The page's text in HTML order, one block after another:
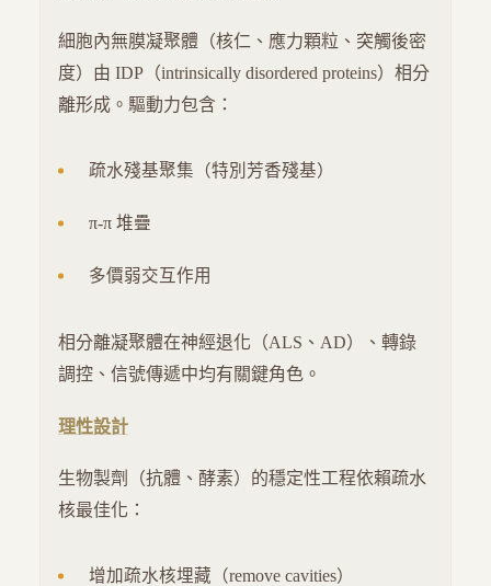
細胞內無膜凝聚體（核仁、應力顆粒、突觸後密
度）由 IDP（intrinsically disordered proteins）相分
離形成。驅動力包含：
疏水殘基聚集（特別芳香殘基）
π-π 堆疊
多價弱交互作用
相分離凝聚體在神經退化（ALS、AD）、轉錄
調控、信號傳遞中均有關鍵角色。
理性設計
生物製劑（抗體、酵素）的穩定性工程依賴疏水
核最佳化：
增加疏水核埋藏（remove cavities）